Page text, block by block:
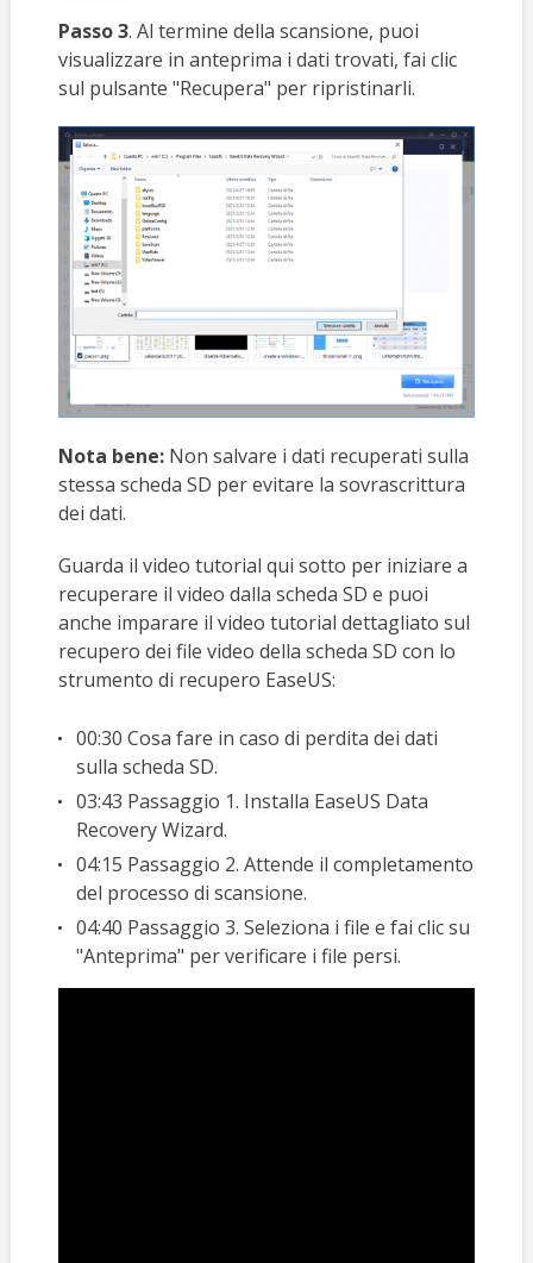
Passo 3. Al termine della scansione, puoi
visualizzare in anteprima i dati trovati, fai clic
sul pulsante "Recupera" per ripristinarli.
Nota bene: Non salvare i dati recuperati sulla
stessa scheda SD per evitare la sovrascrittura
dei dati.
Guarda il video tutorial qui sotto per iniziare a
recuperare il video dalla scheda SD e puoi
anche imparare il video tutorial dettagliato sul
recupero dei file video della scheda SD con lo
strumento di recupero EaseUS:
00:30 Cosa fare in caso di perdita dei dati
sulla scheda SD.
03:43 Passaggio 1. Installa EaseUS Data
Recovery Wizard.
04:15 Passaggio 2. Attende il completamento
del processo di scansione.
04:40 Passaggio 3. Seleziona i file e fai clic su
"Anteprima" per verificare i file persi.